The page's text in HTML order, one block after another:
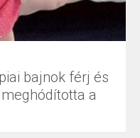
bajnok férj és
a